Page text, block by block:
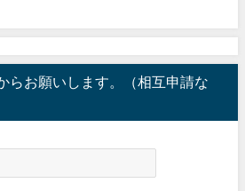
らお願いします。（相互申請な